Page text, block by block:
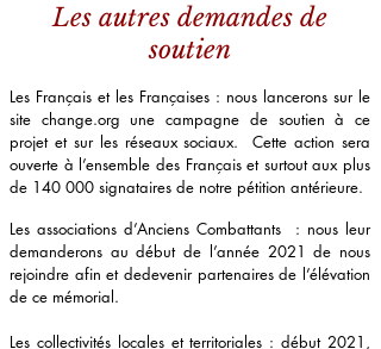
Les autres demandes de
soutien
Les Français et les Françaises : nous lancerons sur le
site change.org une campagne de soutien à ce
projet et sur les réseaux sociaux. Cette action sera
ouverte à l’ensemble des Français et surtout aux plus
de 140 000 signataires de notre pétition antérieure.
Les associations d’Anciens Combattants : nous leur
demanderons au début de l’année 2021 de nous
rejoindre afin et dedevenir partenaires de l’élévation
de ce mémorial.
Les collectivités locales et territoriales : début 2021,